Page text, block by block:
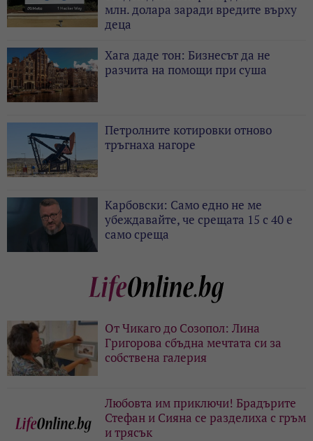
млн. долара заради вредите върху
деца
Хага даде тон: Бизнесът да не
разчита на помощи при суша
Петролните котировки отново
тръгнаха нагоре
Карбовски: Само едно не ме
убеждавайте, че срещата 15 с 40 е
само среща
От Чикаго до Созопол: Лина
Григорова сбъдна мечтата си за
собствена галерия
Любовта им приключи! Брадърите
Стефан и Сияна се разделиха с гръм
и трясък